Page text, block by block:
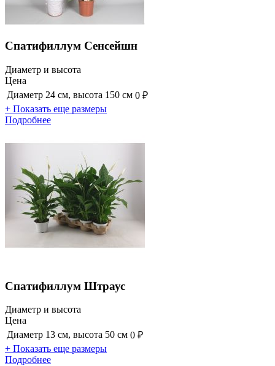
Спатифиллум Сенсейшн
Диаметр и высота
Цена
Диаметр 24 см, высота 150 см 0 ₽
+ Показать еще размеры
Подробнее
Спатифиллум Штраус
Диаметр и высота
Цена
Диаметр 13 см, высота 50 см 0 ₽
+ Показать еще размеры
Подробнее